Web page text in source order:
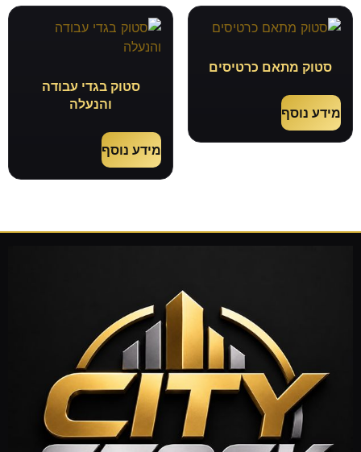
סטוק מתאם כרטיסים
מידע נוסף
סטוק בגדי עבודה
והנעלה
מידע נוסף